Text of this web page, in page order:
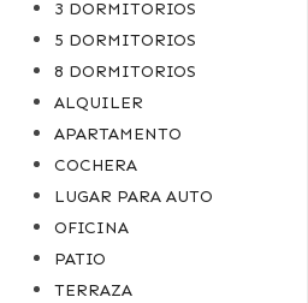
3 DORMITORIOS
5 DORMITORIOS
8 DORMITORIOS
ALQUILER
APARTAMENTO
COCHERA
LUGAR PARA AUTO
OFICINA
PATIO
TERRAZA